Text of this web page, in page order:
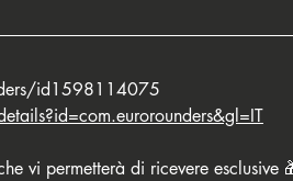
id1598114075
vi permetterà di ricevere esclusive